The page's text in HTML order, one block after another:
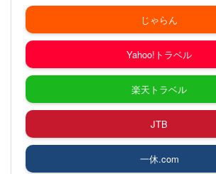
じゃらん
Yahoo!トラベル
楽天トラベル
JTB
一休.com